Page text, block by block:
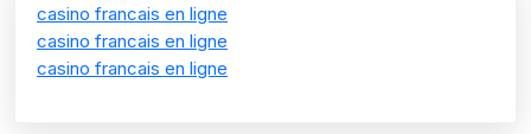
casino francais en ligne
casino francais en ligne
casino francais en ligne